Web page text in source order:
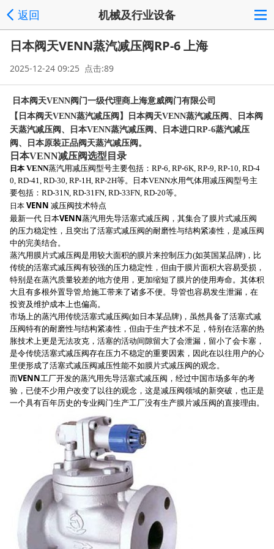
返回 机械及行业设备
日本阀天VENN蒸汽减压阀RP-6 上海
2025-12-24 09:25 点击:89
日本阀天VENN阀门一级代理商上海意威阀门有限公司
【日本阀天VENN蒸汽减压阀】日本阀天VENN蒸汽减压阀、日本阀
天蒸汽减压阀、日本VENN蒸汽减压阀、日本进口RP-6蒸汽减压
阀、日本原装正品阀天蒸汽减压阀。
日本VENN减压阀选型目录
日本 VENN蒸汽用减压阀型号主要包括：RP-6, RP-6K, RP-9, RP-10, RD-4
0, RD-41, RD-30, RP-1H, RP-2H等。日本VENN水用气体用减压阀型号主
要包括：RD-31N, RD-31FN, RD-33FN, RD-20等。
日本VENN 减压阀技术特点
最新一代 日本VENN蒸汽用先导活塞式减压阀，其集合了膜片式减压阀
的压力稳定性，且突出了活塞式减压阀的耐磨性与结构紧凑性，是减压阀
中的完美结合。
蒸汽用膜片式减压阀是用较大面积的膜片来控制压力(如英国某品牌)，比
传统的活塞式减压阀有较强的压力稳定性，但由于膜片面积大容易受损，
特别是在蒸汽质量较差的地方使用，更加缩短了膜片的使用寿命。其体积
大且有多根外置导管,给施工带来了诸多不便。导管也容易发生泄漏，在
投资及维护成本上也偏高。
市场上的蒸汽用传统活塞式减压阀(如日本某品牌)，虽然具备了活塞式减
压阀特有的耐磨性与结构紧凑性，但由于生产技术不足，特别在活塞的热
胀技术上更是无法攻克，活塞的活动间隙留大了会泄漏，留小了会卡塞，
是令传统活塞式减压阀存在压力不稳定的重要因素，因此在以往用户的心
里便形成了活塞式减压阀减压性能不如膜片式减压阀的观念。
而VENN工厂开发的蒸汽用先导活塞式减压阀，经过中国市场多年的考
验，已使不少用户改变了以往的观念，这是减压阀领域的新突破，也正是
一个具有百年历史的专业阀门生产工厂没有生产膜片减压阀的直接理由。